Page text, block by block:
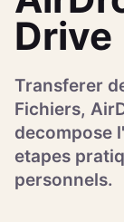
Drive
Transferer
Fichiers,
decompose
etapes
personnels.